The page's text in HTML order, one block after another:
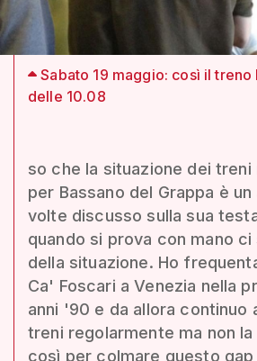
Sabato 19 maggio: così il treno
delle 10.08
so che la situazione dei treni
per Bassano del Grappa è
volte discusso sulla sua
quando si prova con mano
della situazione. Ho
Ca' Foscari a Venezia nella
anni '90 e da allora continuo
treni regolarmente ma non la
così per colmare questo gap